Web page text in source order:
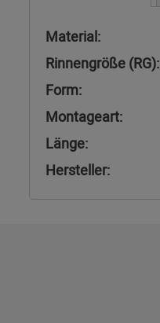
Material:
Rinnengröße (RG):
Form:
Montageart:
Länge:
Hersteller: